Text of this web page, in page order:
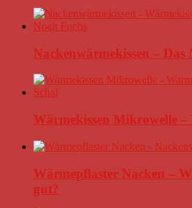
Nackenwärmekissen –
Wärmekissen Mikrowelle –
Wärmepflaster Nacken –
gut?